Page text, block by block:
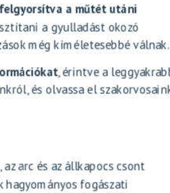
a műtét utáni
a gyulladást okozó
még kíméletesebbé válnak.
, érintve a
és olvassa el
arc és az állkapocs csont
hagyományos fogászati